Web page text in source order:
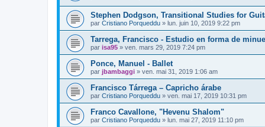
Stephen Dodgson, Transitional Studies for
par Cristiano Porqueddu » lun. juin 10, 2019 9:22 pm
Tarrega, Francisco - Estudio en forma de
par isa95 » ven. mars 29, 2019 7:24 pm
Ponce, Manuel - Ballet
par jbambaggi » ven. mai 31, 2019 1:06 am
Francisco Tárrega – Capricho árabe
par Cristiano Porqueddu » ven. mai 17, 2019 10:31 pm
Franco Cavallone, "Hevenu Shalom"
par Cristiano Porqueddu » lun. mai 27, 2019 11:10 pm